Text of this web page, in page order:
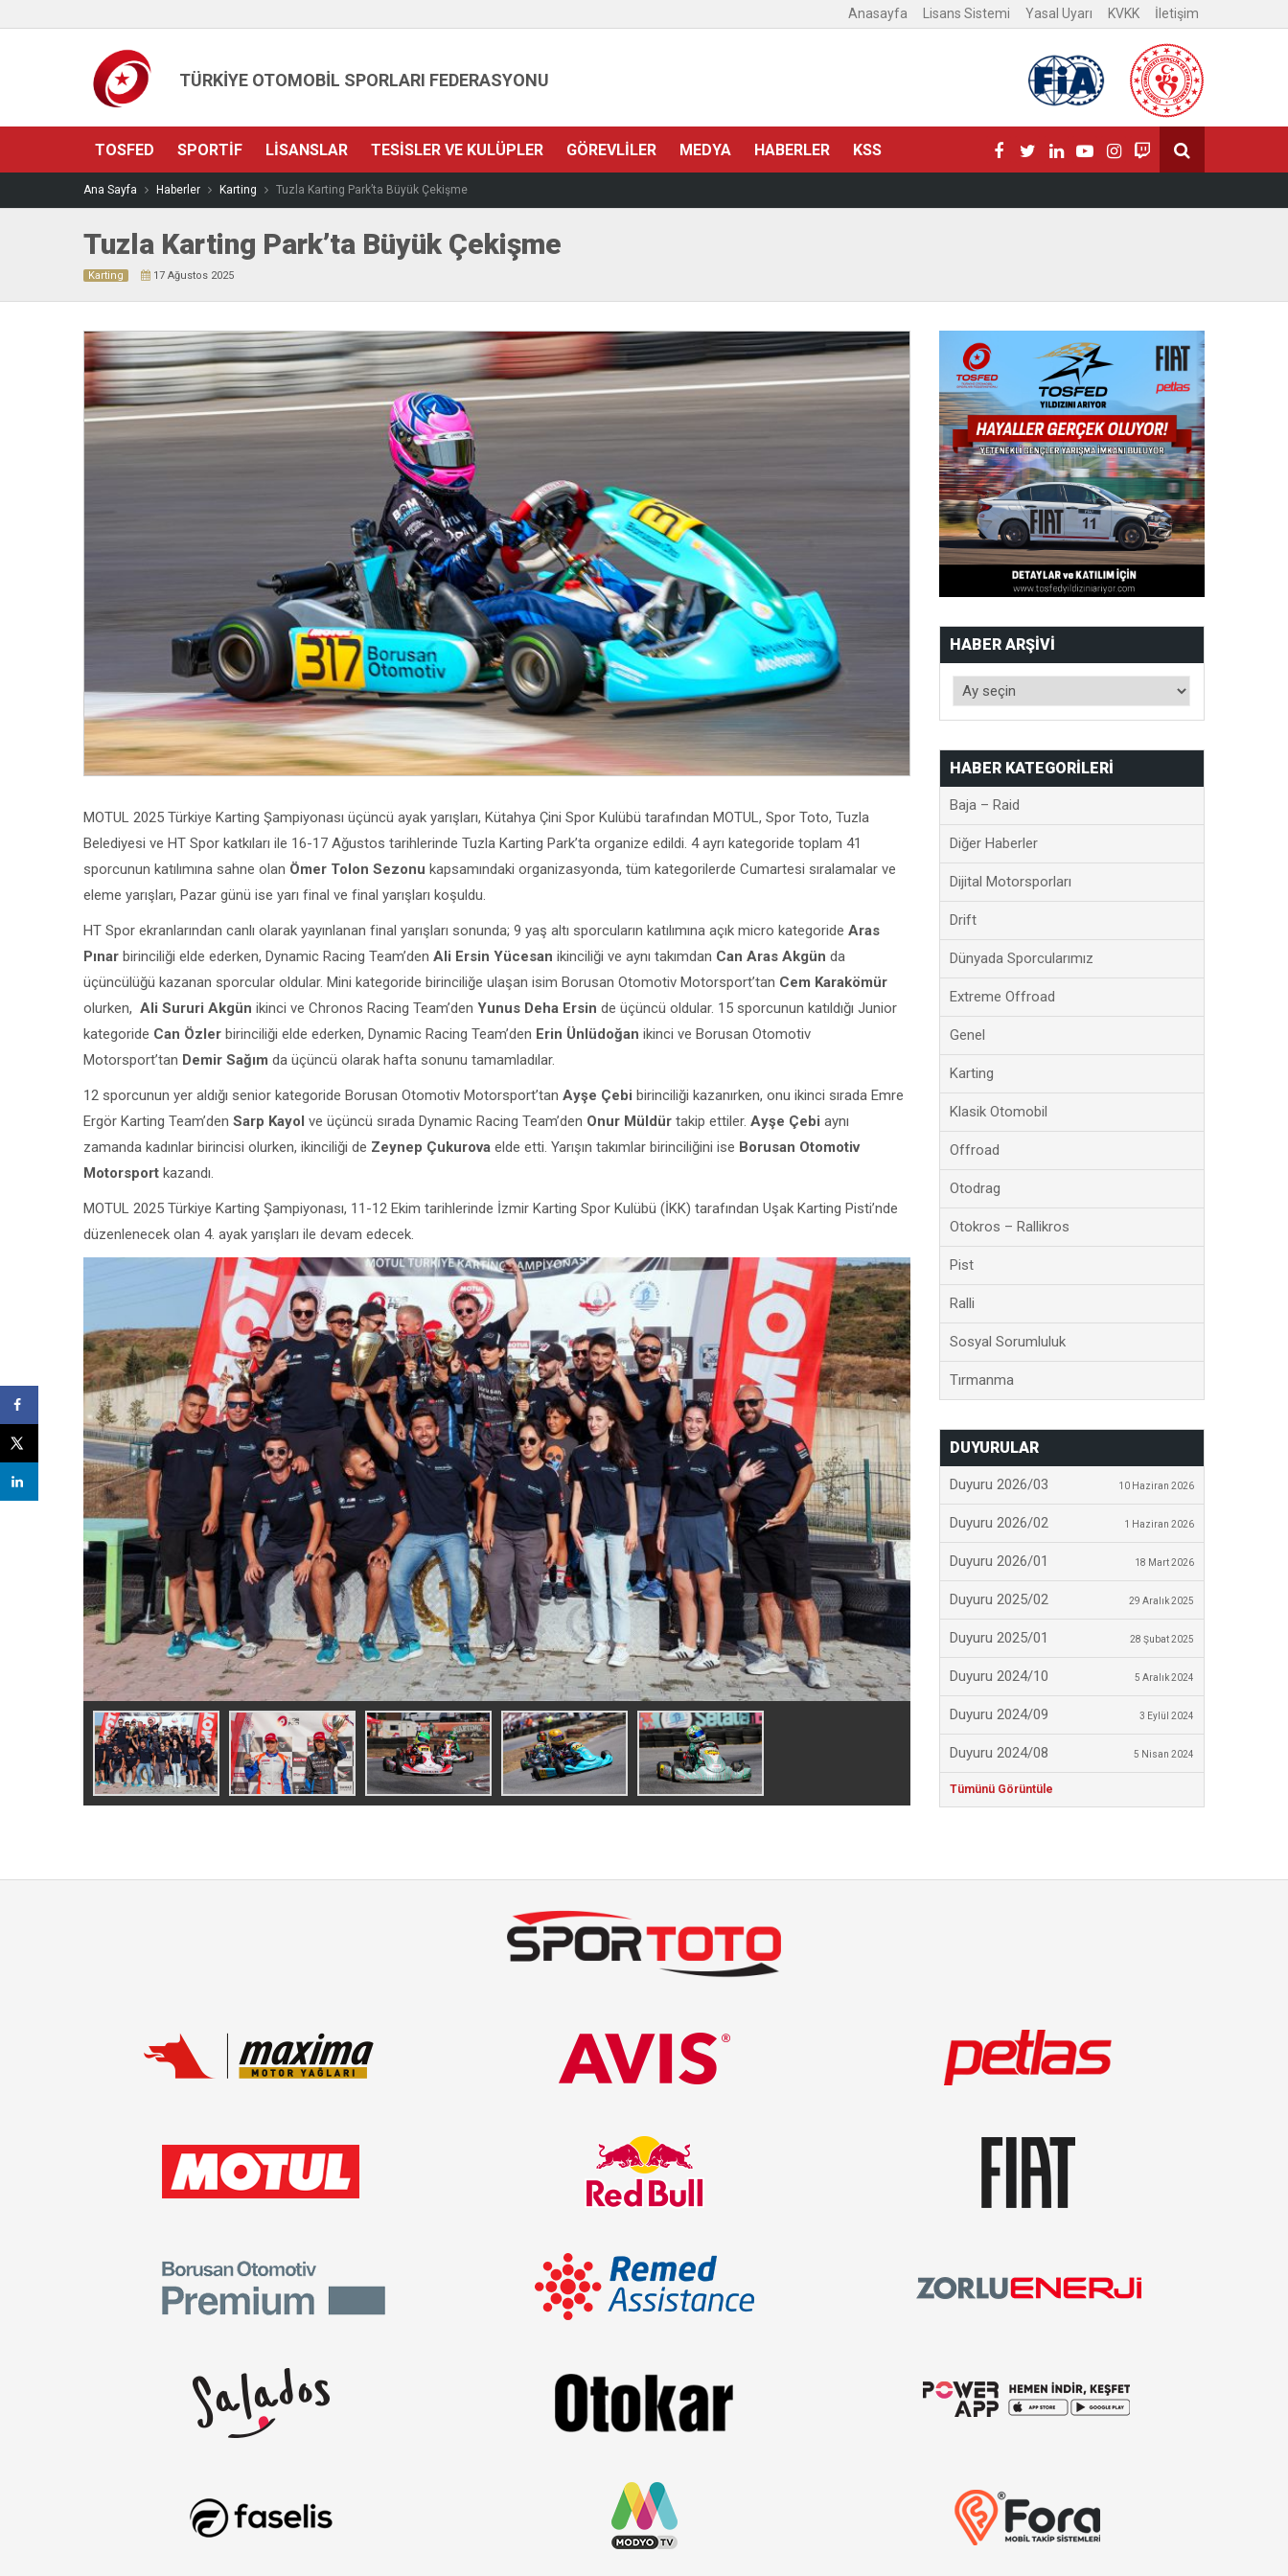
Anasayfa Lisans Sistemi Yasal Uyarı KVKK İletişim
TÜRKİYE OTOMOBİL SPORLARI FEDERASYONU
TOSFED SPORTIF LISANSLAR TESISLER VE KULÜPLER GÖREVLILER MEDYA HABERLER KSS
Ana Sayfa Haberler Karting Tuzla Karting Park’ta Büyük Çekişme
Tuzla Karting Park’ta Büyük Çekişme
Karting 17 Ağustos 2025
MOTUL 2025 Türkiye Karting Şampiyonası üçüncü ayak yarışları, Kütahya Çini Spor Kulübü tarafından MOTUL, Spor Toto, Tuzla
Belediyesi ve HT Spor katkıları ile 16-17 Ağustos tarihlerinde Tuzla Karting Park’ta organize edildi. 4 ayrı kategoride toplam 41
sporcunun katılımına sahne olan Ömer Tolon Sezonu kapsamındaki organizasyonda, tüm kategorilerde Cumartesi sıralamalar ve
eleme yarışları, Pazar günü ise yarı final ve final yarışları koşuldu.
HT Spor ekranlarından canlı olarak yayınlanan final yarışları sonunda; 9 yaş altı sporcuların katılımına açık micro kategoride Aras
Pınar birinciliği elde ederken, Dynamic Racing Team’den Ali Ersin Yücesan ikinciliği ve aynı takımdan Can Aras Akgün da
üçüncülüğü kazanan sporcular oldular. Mini kategoride birinciliğe ulaşan isim Borusan Otomotiv Motorsport’tan Cem Karakömür
olurken, Ali Sururi Akgün ikinci ve Chronos Racing Team’den Yunus Deha Ersin de üçüncü oldular. 15 sporcunun katıldığı Junior
kategoride Can Özler birinciliği elde ederken, Dynamic Racing Team’den Erin Ünlüdoğan ikinci ve Borusan Otomotiv
Motorsport’tan Demir Sağım da üçüncü olarak hafta sonunu tamamladılar.
12 sporcunun yer aldığı senior kategoride Borusan Otomotiv Motorsport’tan Ayşe Çebi birinciliği kazanırken, onu ikinci sırada Emre
Ergör Karting Team’den Sarp Kayol ve üçüncü sırada Dynamic Racing Team’den Onur Müldür takip ettiler. Ayşe Çebi aynı
zamanda kadınlar birincisi olurken, ikinciliği de Zeynep Çukurova elde etti. Yarışın takımlar birinciliğini ise Borusan Otomotiv
Motorsport kazandı.
MOTUL 2025 Türkiye Karting Şampiyonası, 11-12 Ekim tarihlerinde İzmir Karting Spor Kulübü (İKK) tarafından Uşak Karting Pisti’nde
düzenlenecek olan 4. ayak yarışları ile devam edecek.
HABER ARŞIVI
HABER KATEGORILERI
Baja – Raid
Diğer Haberler
Dijital Motorsporları
Drift
Dünyada Sporcularımız
Extreme Offroad
Genel
Karting
Klasik Otomobil
Offroad
Otodrag
Otokros – Rallikros
Pist
Ralli
Sosyal Sorumluluk
Tırmanma
DUYURULAR
Duyuru 2026/03 10 Haziran 2026
Duyuru 2026/02 1 Haziran 2026
Duyuru 2026/01 18 Mart 2026
Duyuru 2025/02 29 Aralık 2025
Duyuru 2025/01 28 Şubat 2025
Duyuru 2024/10 5 Aralık 2024
Duyuru 2024/09 3 Eylül 2024
Duyuru 2024/08 5 Nisan 2024
Tümünü Görüntüle